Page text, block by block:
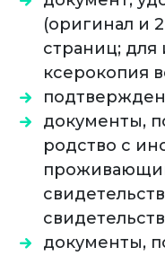
(оригинал и
страниц; для
ксерокопия
документы,
родство с
документы,